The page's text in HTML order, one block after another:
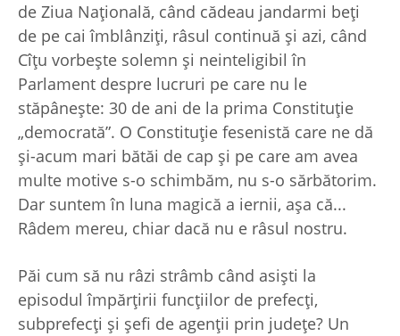
de Ziua Naţională, când cădeau jandarmi beţi
de pe cai îmblânziţi, râsul continuă şi azi, când
Cîţu vorbeşte solemn şi neinteligibil în
Parlament despre lucruri pe care nu le
stăpâneşte: 30 de ani de la prima Constituţie
„democrată”. O Constituţie fesenistă care ne dă
şi-acum mari bătăi de cap şi pe care am avea
multe motive s-o schimbăm, nu s-o sărbătorim.
Dar suntem în luna magică a iernii, aşa că...
Râdem mereu, chiar dacă nu e râsul nostru.
Păi cum să nu râzi strâmb când asişti la
episodul împărţirii funcţiilor de prefecţi,
subprefecţi şi şefi de agenţii prin judeţe? Un